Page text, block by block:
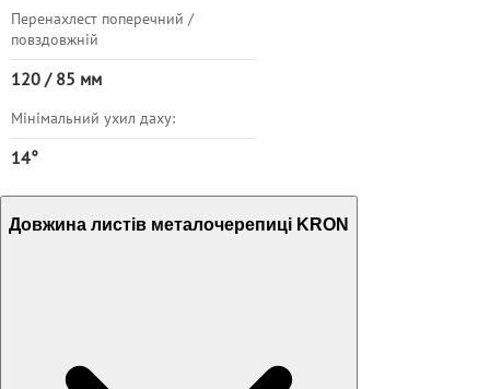
Перенахлест поперечний /
повздовжній
120 / 85 мм
Мінімальний ухил даху:
14°
Довжина листів металочерепиці KRON